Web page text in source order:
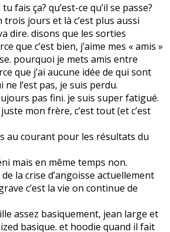
fais ça? qu’est-ce qu’il se passe?
trois jours et là c’est plus aussi
dire. disons que les sorties
que c’est bien, j’aime mes « amis »
pourquoi je mets amis entre
que j’ai aucune idée de qui sont
ne l’est pas, je suis perdu.
pas fini. je suis super fatigué.
mon frère, c’est tout (et c’est
au courant pour les résultats du
mais en même temps non.
la crise d’angoisse actuellement
c’est la vie on continue de
assez basiquement, jean large et
basique. et hoodie quand il fait